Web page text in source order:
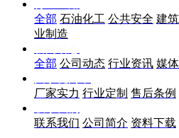
全部 石油化工 公共安全 建
业制造
全部 公司动态 行业资讯 媒
厂家实力 行业定制 售后条例
联系我们 公司简介 资料下载